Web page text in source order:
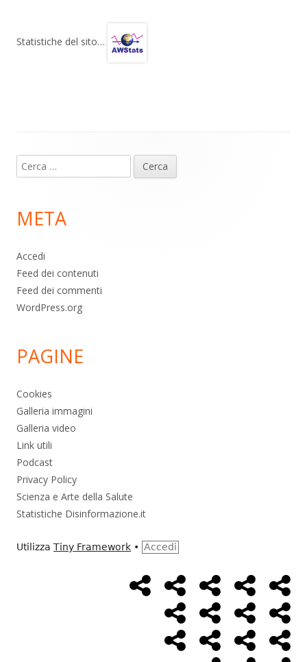
gr s b
Statistiche del sito…
piè
pagina
Ricerca
per:
META
Accedi
Feed dei contenuti
Feed dei commenti
WordPress.org
PAGINE
Cookies
Galleria immagini
Galleria video
Link utili
Podcast
Privacy Policy
Scienza e Arte della Salute
Statistiche Disinformazione.it
Utilizza Tiny Framework • Accedi
MenùHome
Page
Alimentazione
AmbienteBambini
Cancro ControlloEconomia
FarmaciMassoneriaNWO
Salute Storia